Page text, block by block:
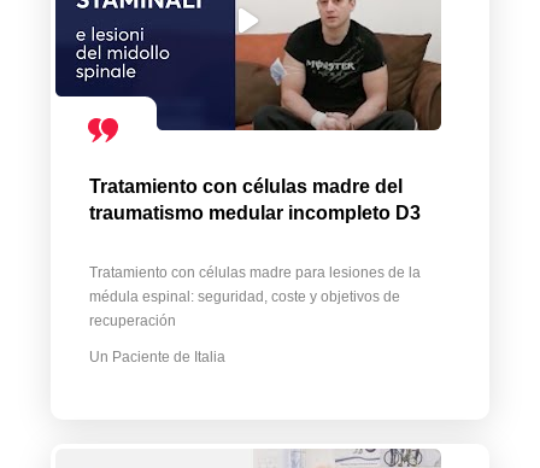
Tratamiento con células madre del
traumatismo medular incompleto D3
Tratamiento con células madre para lesiones de la
médula espinal: seguridad, coste y objetivos de
recuperación
Un Paciente de Italia